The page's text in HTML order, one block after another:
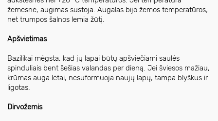
žemesnė, augimas sustoja. Augalas bijo žemos temperatūros;
net trumpos šalnos lemia žūtį.
Apšvietimas
Bazilikai mėgsta, kad jų lapai būtų apšviečiami saulės
spinduliais bent šešias valandas per dieną. Jei šviesos mažiau,
krūmas auga lėtai, nesuformuoja naujų lapų, tampa blyškus ir
ligotas.
Dirvožemis